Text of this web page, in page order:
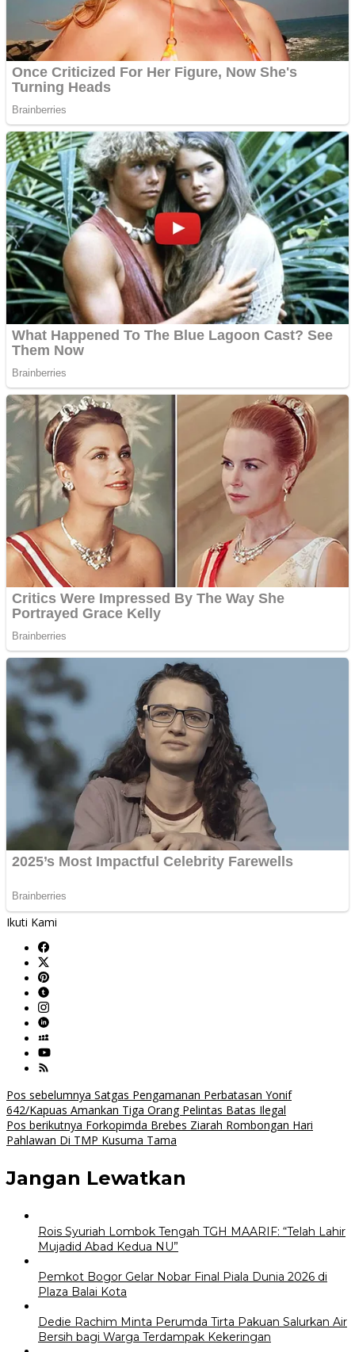
Ikuti Kami
Navigasi
pos
Pos sebelumnya Satgas Pengamanan Perbatasan Yonif
642/Kapuas Amankan Tiga Orang Pelintas Batas Ilegal
Pos berikutnya Forkopimda Brebes Ziarah Rombongan Hari
Pahlawan Di TMP Kusuma Tama
Jangan Lewatkan
Rois Syuriah Lombok Tengah TGH MAARIF: “Telah Lahir
Mujadid Abad Kedua NU”
Pemkot Bogor Gelar Nobar Final Piala Dunia 2026 di
Plaza Balai Kota
Dedie Rachim Minta Perumda Tirta Pakuan Salurkan Air
Bersih bagi Warga Terdampak Kekeringan